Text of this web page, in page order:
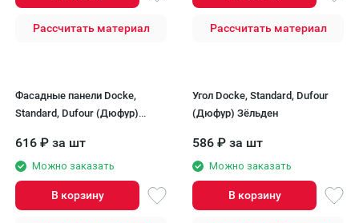
Рассчитать материал Рассчитать материал
Фасадные панели Docke,
Standard, Dufour (Дюфур)
616 ₽ за шт
Можно заказать
В корзину
Угол Docke, Standard, Dufour
(Дюфур) Зёльден
586 ₽ за шт
Можно заказать
В корзину